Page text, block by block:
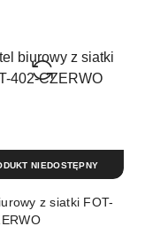
z siatki FOT-
NIEDOSTĘPNY